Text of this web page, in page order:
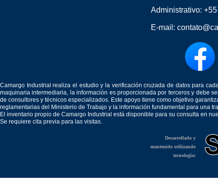
Administrativo:
E-mail:
Camargo Industrial realiza el estudio y la verificación cruzada de datos para
maquinaria intermediaria, la información es proporcionada por terceros y debe
de consultores y técnicos especializados. Este apoyo tiene como objetivo
reglamentarias del Ministerio de Trabajo y la información fundamental para una
El inventario propio de Camargo Industrial está disponible para su consulta en
Se requiere cita previa para las visitas.
Desarrollado y
mantenido utilizando
tecnología: